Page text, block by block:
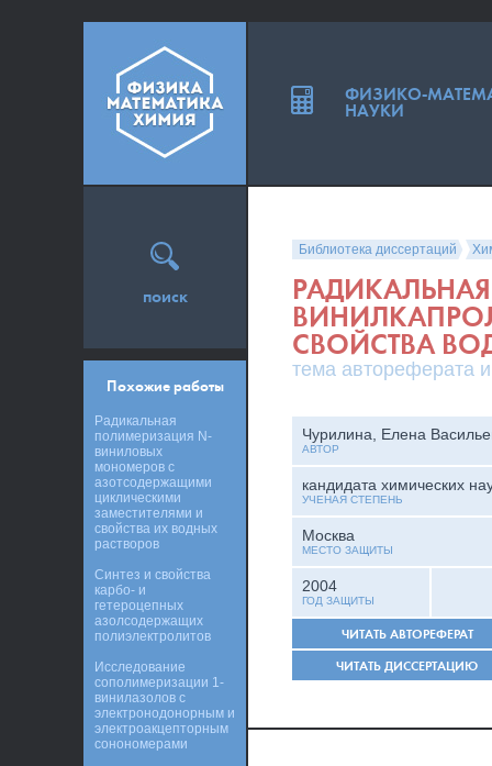
Библиотека диссертаций
СВОЙСТВА
тема автореферата
Чурилина, Елена
АВТОР
кандидата химических
УЧЕНАЯ СТЕПЕНЬ
Москва
МЕСТО ЗАЩИТЫ
2004
ГОД ЗАЩИТЫ
ЧИТАТЬ АВТОРЕФЕРАТ
ЧИТАТЬ ДИССЕРТАЦИЮ
поиск
Похожие работы
Радикальная
полимеризация N-
виниловых
мономеров с
азотсодержащими
циклическими
заместителями и
свойства их водных
растворов
Синтез и свойства
карбо- и
гетероцепных
азолсодержащих
полиэлектролитов
Исследование
сополимеризации 1-
винилазолов с
электронодонорным и
электроакцепторным
сонономерами
ФИЗИКО-
НАУКИ